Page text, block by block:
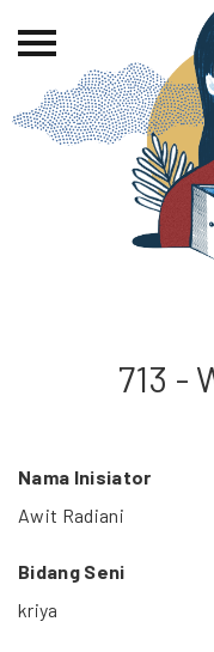
Beranda
Tentang
Permohonan Hibah
Sekolah Pemikiran
Kredit Web-site
713 -
Nama Inisiator
Awit Radiani
Bidang Seni
kriya